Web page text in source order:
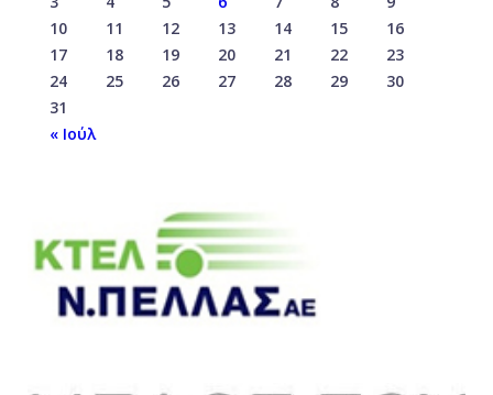
10
11 12 13 14 15
16
17
18 19 20 21 22
23
24
25 26 27 28 29
30
31
« Ιούλ